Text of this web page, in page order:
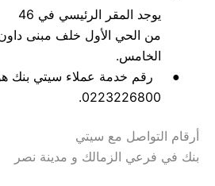
يوجد المقر الرئيسي في 46
من الحي الأول خلف مبنى
الخامس.
رقم خدمة عملاء سيتي بنك هو:
0223226800.
أرقام التواصل مع سيتي
بنك في فرعي الزمالك و مدينة نصر